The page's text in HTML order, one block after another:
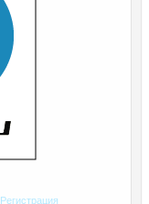
Регистрация